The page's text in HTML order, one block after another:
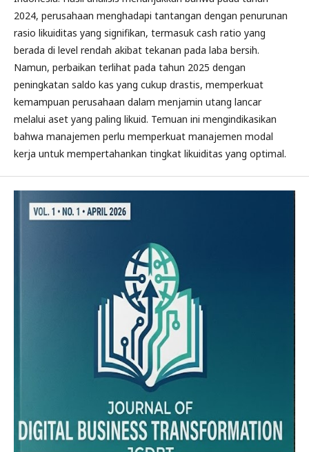
2024, perusahaan menghadapi tantangan dengan penurunan
rasio likuiditas yang signifikan, termasuk cash ratio yang
berada di level rendah akibat tekanan pada laba bersih.
Namun, perbaikan terlihat pada tahun 2025 dengan
peningkatan saldo kas yang cukup drastis, memperkuat
kemampuan perusahaan dalam menjamin utang lancar
melalui aset yang paling likuid. Temuan ini mengindikasikan
bahwa manajemen perlu memperkuat manajemen modal
kerja untuk mempertahankan tingkat likuiditas yang optimal.